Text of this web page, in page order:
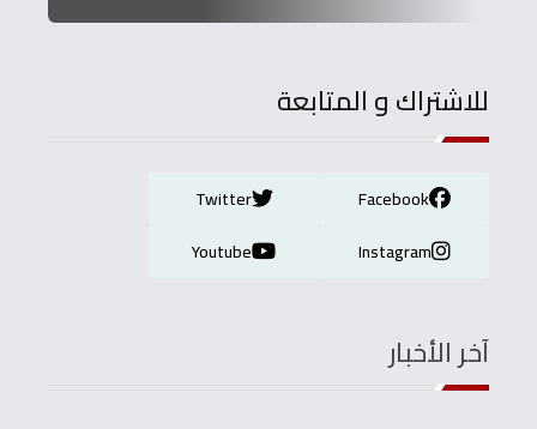
للاشتراك و المتابعة
Facebook
Twitter
Instagram
Youtube
آخر الأخبار